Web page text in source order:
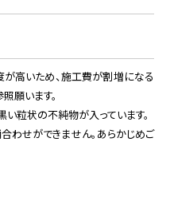
高いため、施工費が割増になる
願います。
粒状の不純物が入っています。
わせができません。あらかじめご